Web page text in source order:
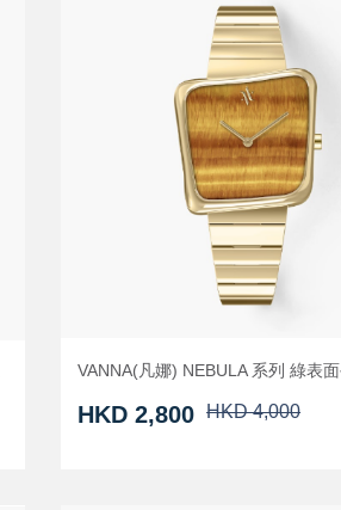
VANNA(凡娜) NEBULA 系列 綠表
HKD 2,800 HKD 4,000